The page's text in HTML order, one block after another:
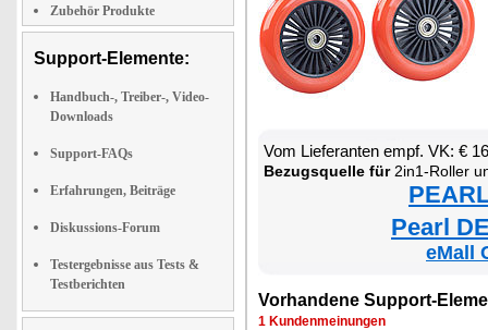
Zubehör Produkte
Support-Elemente:
Handbuch-, Treiber-, Video-
Downloads
Support-FAQs
Erfahrungen, Beiträge
Diskussions-Forum
Testergebnisse aus Tests &
Testberichten
Vom Lieferanten empf. VK: €
Bezugsquelle für2in1-Roller
Pearl
eMall
Vorhandene Support-
1 Kundenmeinungen